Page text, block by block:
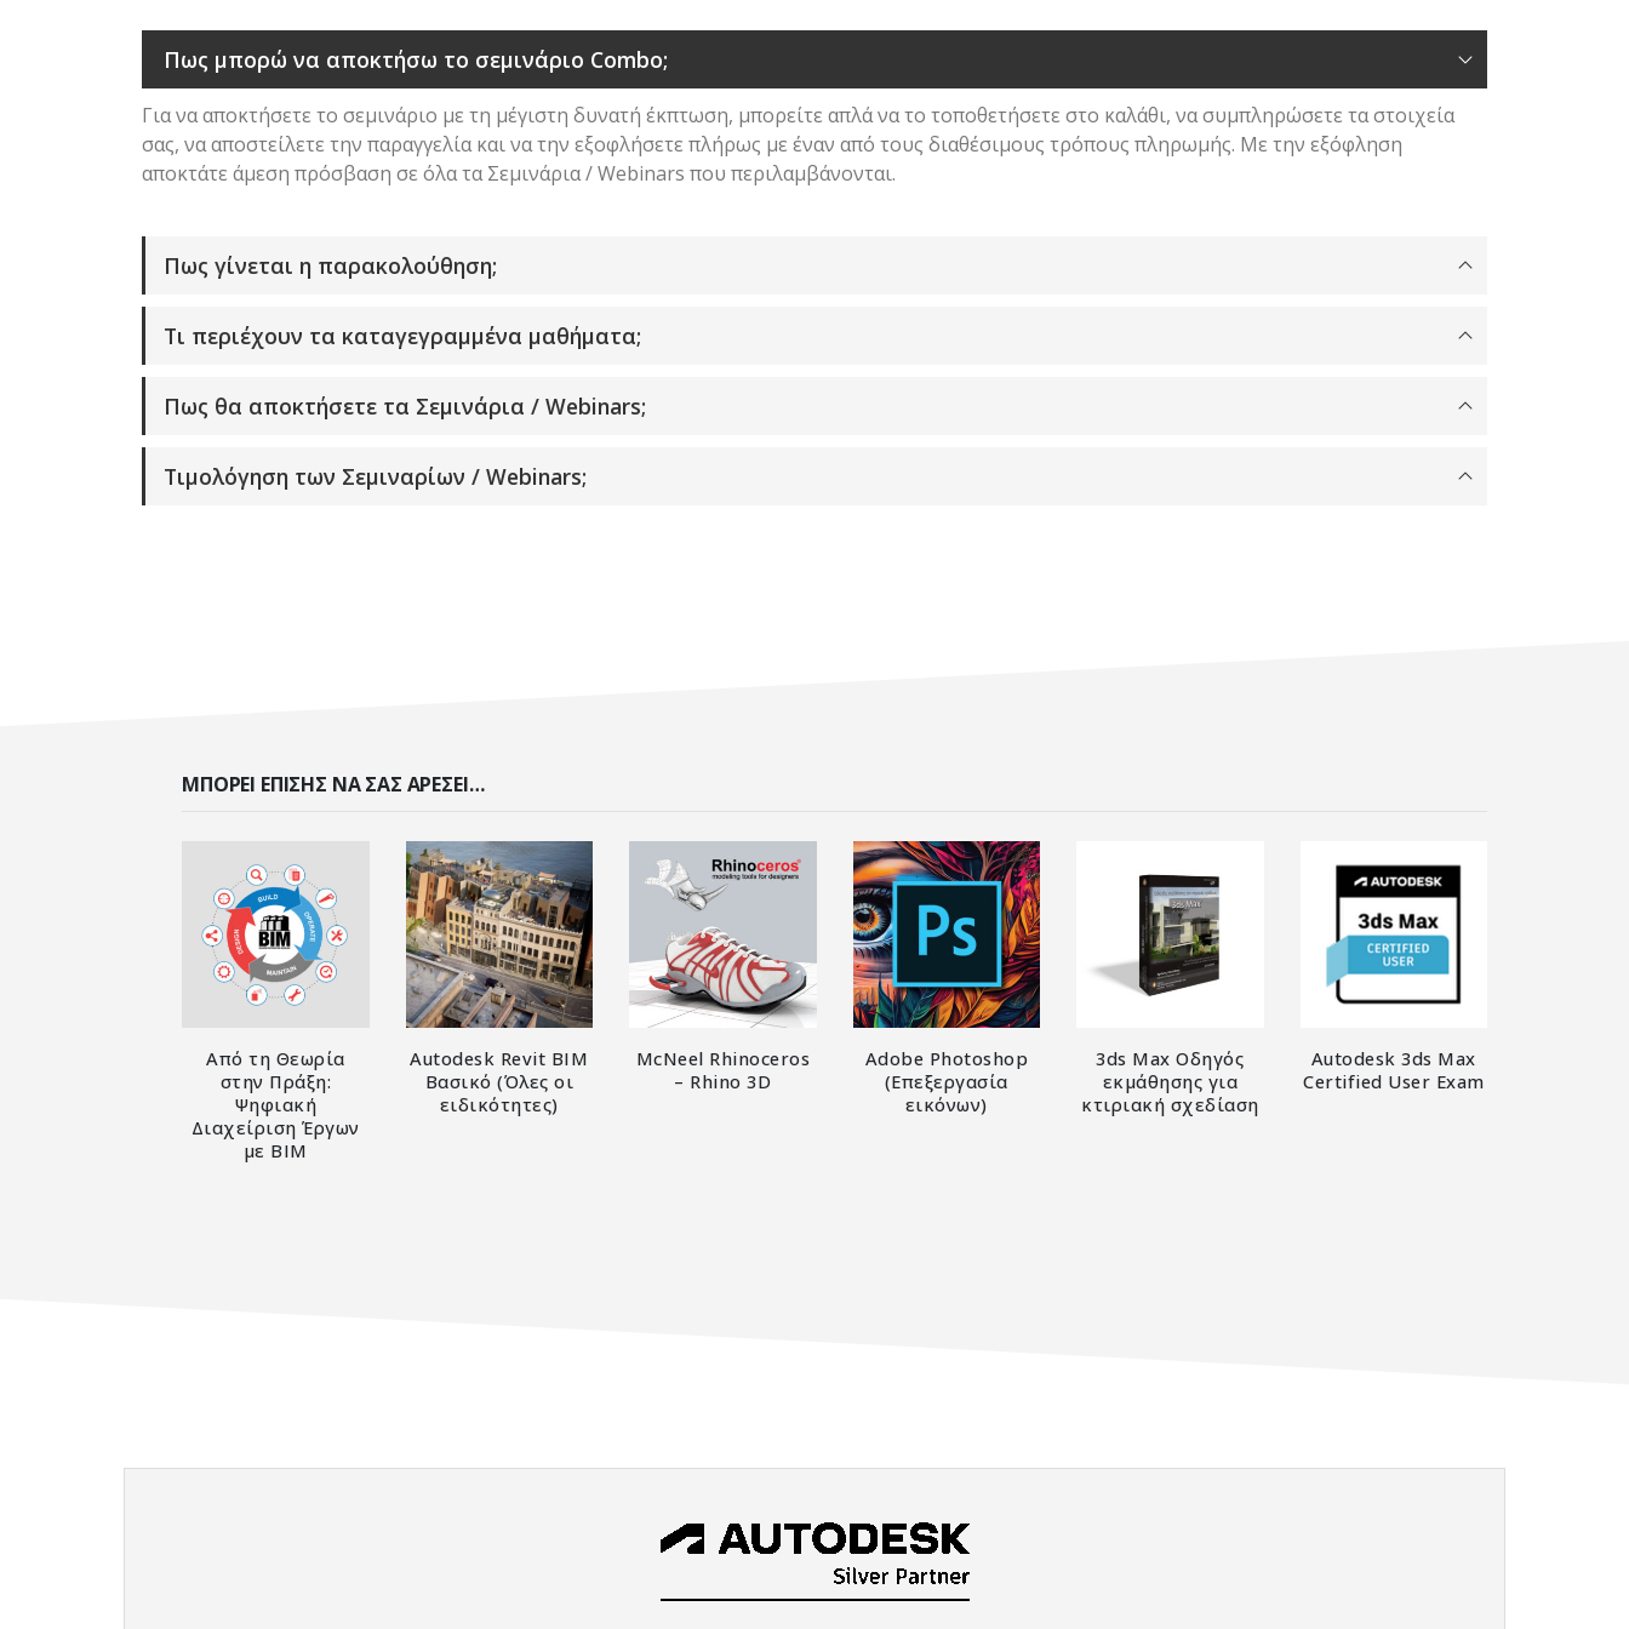
να
επιλεγούν
στη
σελίδα
του
προϊόντος
να
στη
σελίδα
του
Πως μπορώ να αποκτήσω το σεμινάριο Combo;
Για να αποκτήσετε το σεμινάριο με τη μέγιστη δυνατή έκπτωση, μπορείτε απλά να το τοποθετήσετε στο καλάθι, να συμπληρώσετε τα στοιχεία
σας, να αποστείλετε την παραγγελία και να την εξοφλήσετε πλήρως με έναν από τους διαθέσιμους τρόπους πληρωμής. Με την εξόφληση
αποκτάτε άμεση πρόσβαση σε όλα τα Σεμινάρια / Webinars που περιλαμβάνονται.
Πως γίνεται η παρακολούθηση;
Τι περιέχουν τα καταγεγραμμένα μαθήματα;
Πως θα αποκτήσετε τα Σεμινάρια / Webinars;
Τιμολόγηση των Σεμιναρίων / Webinars;
ΜΠΟΡΕΊ ΕΠΊΣΗΣ ΝΑ ΣΑΣ ΑΡΈΣΕΙ…
Από τη Θεωρία
στην Πράξη:
Ψηφιακή
Διαχείριση Έργων
με BIM
Autodesk Revit ΒΙΜ
Βασικό (Όλες οι
ειδικότητες)
McNeel Rhinoceros
– Rhino 3D
Adobe Photoshop
(Επεξεργασία
εικόνων)
3ds Max Οδηγός
εκμάθησης για
κτιριακή σχεδίαση
Autodesk 3ds Max
Certified User Exam